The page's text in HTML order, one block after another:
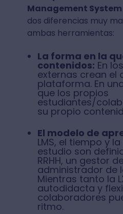
Management System
dos diferencias muy
ambas herramientas:
La forma en la
contenidos: En
externas crean el
plataforma. En
que los propios
estudiantes/
su propio
El modelo de
LMS, el tiempo y
estudio son
RRHH, un gestor
administrador de
Mientras tanto la
autodidacta y
colaboradores
ritmo.